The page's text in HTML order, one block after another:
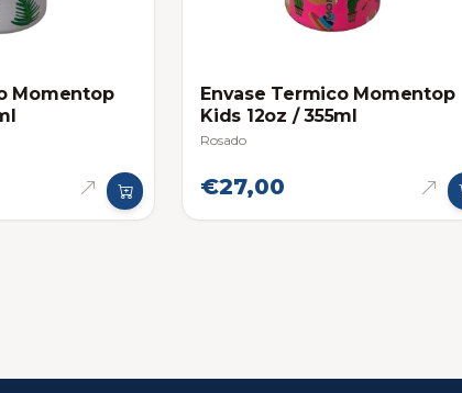
Momentop
Envase Termico Momentop
Kids 12oz / 355ml
Rosado
€27,00